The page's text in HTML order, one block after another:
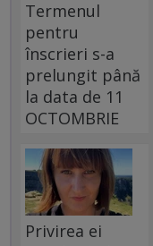
Termenul
pentru
înscrieri s-a
prelungit până
la data de 11
OCTOMBRIE
Privirea ei